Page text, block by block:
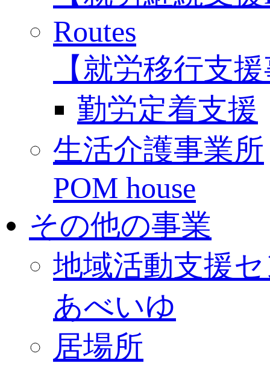
Routes
【就労移行支
勤労定着支援
生活介護事業所
POM house
その他の事業
地域活動支援
あべいゆ
居場所